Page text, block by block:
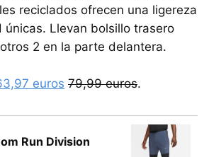
reciclados ofrecen una ligereza
Llevan bolsillo trasero
2 en la parte delantera.
euros 79,99 euros.
Run Division